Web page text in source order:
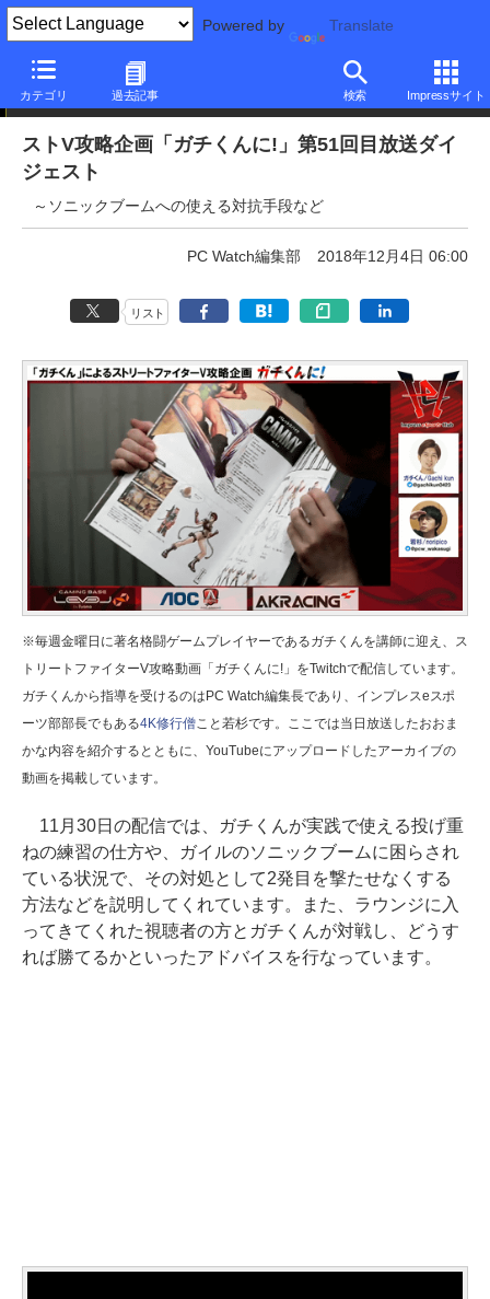
Powered by Translate
カテゴリ 過去記事 検索 Impressサイト
ニュース
ストV攻略企画「ガチくんに!」第51回目放送ダイ
ジェスト
～ソニックブームへの使える対抗手段など
PC Watch編集部 2018年12月4日 06:00
リスト
※毎週金曜日に著名格闘ゲームプレイヤーであるガチくんを講師に迎え、ス
トリートファイターV攻略動画「ガチくんに!」をTwitchで配信しています。
ガチくんから指導を受けるのはPC Watch編集長であり、インプレスeスポ
ーツ部部長でもある4K修行僧こと若杉です。ここでは当日放送したおおま
かな内容を紹介するとともに、YouTubeにアップロードしたアーカイブの
動画を掲載しています。
11月30日の配信では、ガチくんが実践で使える投げ重
ねの練習の仕方や、ガイルのソニックブームに困らされ
ている状況で、その対処として2発目を撃たせなくする
方法などを説明してくれています。また、ラウンジに入
ってきてくれた視聴者の方とガチくんが対戦し、どうす
れば勝てるかといったアドバイスを行なっています。